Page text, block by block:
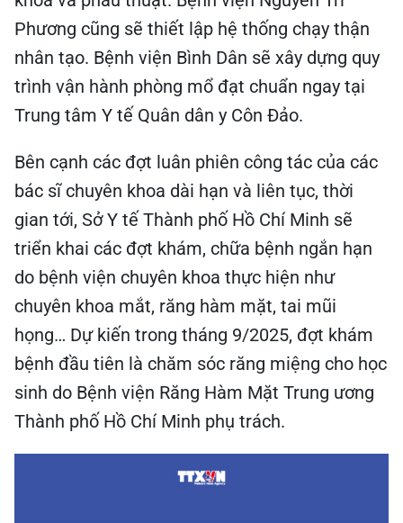
Phương cũng sẽ thiết lập hệ thống chạy thận
nhân tạo. Bệnh viện Bình Dân sẽ xây dựng quy
trình vận hành phòng mổ đạt chuẩn ngay tại
Trung tâm Y tế Quân dân y Côn Đảo.
Bên cạnh các đợt luân phiên công tác của các
bác sĩ chuyên khoa dài hạn và liên tục, thời
gian tới, Sở Y tế Thành phố Hồ Chí Minh sẽ
triển khai các đợt khám, chữa bệnh ngắn hạn
do bệnh viện chuyên khoa thực hiện như
chuyên khoa mắt, răng hàm mặt, tai mũi
họng… Dự kiến trong tháng 9/2025, đợt khám
bệnh đầu tiên là chăm sóc răng miệng cho học
sinh do Bệnh viện Răng Hàm Mặt Trung ương
Thành phố Hồ Chí Minh phụ trách.